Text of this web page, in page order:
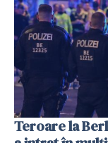
Teroare la